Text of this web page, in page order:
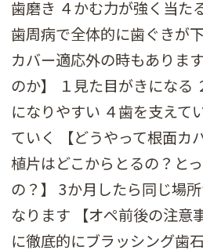
歯磨き ４かむ力が強く当た
歯周病で全体的に歯ぐきが
カバー適応外の時もありま
のか】 １見た目がきになる
になりやすい ４歯を支えて
ていく 【どうやって根面カ
植片はどこからとるの？と
の？】 3か月したら同じ場
なります 【オペ前後の注意
に徹底的にブラッシング歯